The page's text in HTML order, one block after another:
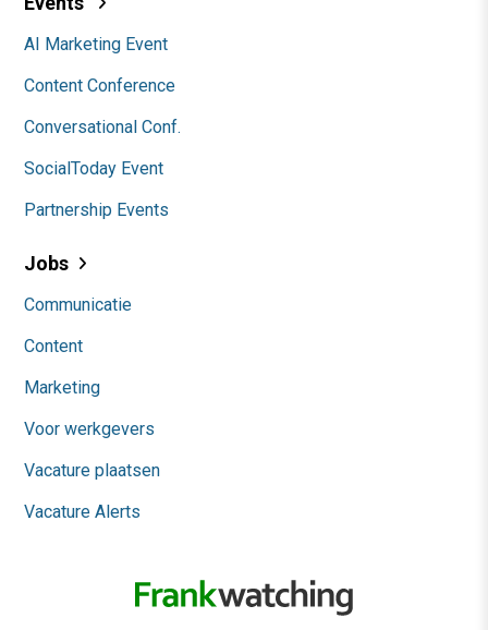
AI Marketing Event
Content Conference
Conversational Conf.
SocialToday Event
Partnership Events
Jobs
Communicatie
Content
Marketing
Voor werkgevers
Vacature plaatsen
Vacature Alerts